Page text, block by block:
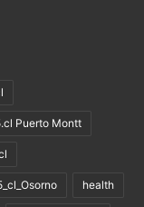
Puerto Montt
health